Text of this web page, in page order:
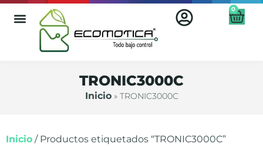
0
TRONIC3000C
Inicio» TRONIC3000C
Inicio / Productos etiquetados “TRONIC3000C”